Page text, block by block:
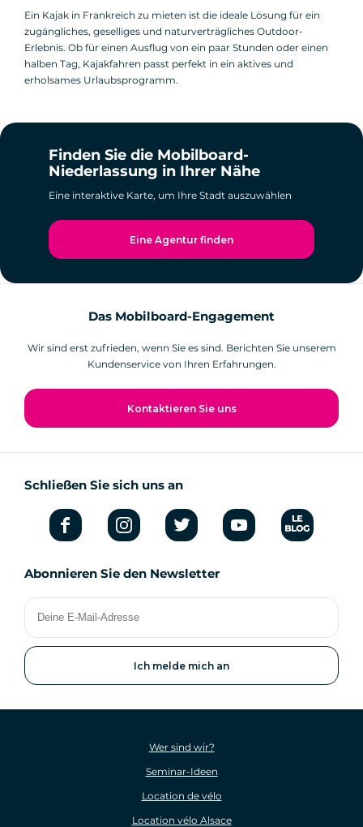
Ein Kajak in Frankreich zu mieten ist die ideale Lösung für ein
zugängliches, geselliges und naturverträgliches Outdoor-
Erlebnis. Ob für einen Ausflug von ein paar Stunden oder einen
halben Tag, Kajakfahren passt perfekt in ein aktives und
erholsames Urlaubsprogramm.
Finden Sie die Mobilboard-
Niederlassung in Ihrer Nähe
Eine interaktive Karte, um Ihre Stadt auszuwählen
Eine Agentur finden
Das Mobilboard-Engagement
Wir sind erst zufrieden, wenn Sie es sind. Berichten Sie unserem
Kundenservice von Ihren Erfahrungen.
Kontaktieren Sie uns
Schließen Sie sich uns an
Abonnieren Sie den Newsletter
Deine
Mail-
Adresse
Wer sind wir?
Seminar-Ideen
Location de vélo
Location vélo Alsace